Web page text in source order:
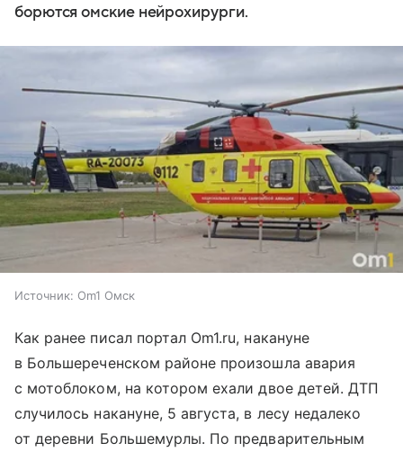
борются омские нейрохирурги.
Источник: Om1 Омск
Как ранее писал портал Om1.ru, накануне
в Большереченском районе произошла авария
с мотоблоком, на котором ехали двое детей. ДТП
случилось накануне, 5 августа, в лесу недалеко
от деревни Большемурлы. По предварительным